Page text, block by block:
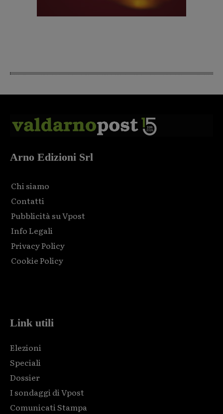
Arno Edizioni Srl
Chi siamo
Contatti
Pubblicità su Vpost
Info Legali
Privacy Policy
Cookie Policy
Link utili
Elezioni
Speciali
Dossier
I sondaggi di Vpost
Comunicati Stampa